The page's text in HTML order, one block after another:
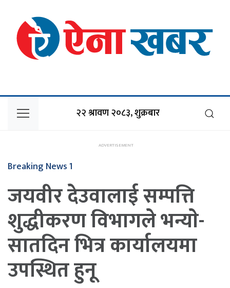
२२ श्रावण २०८३, शुक्रबार
Breaking News 1
जयवीर देउवालाई सम्पत्ति
शुद्धीकरण विभागले भन्याे-
सातदिन भित्र कार्यालयमा
उपस्थित हुनू